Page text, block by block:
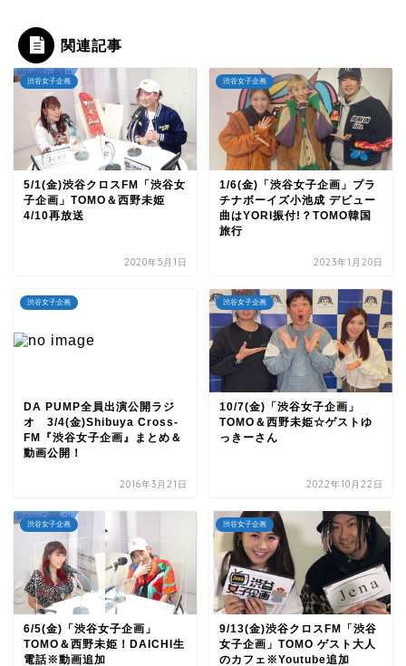
関連記事
渋谷女子企画
5/1(金)渋谷クロスFM「渋谷女
子企画」TOMO＆西野未姫
4/10再放送
2020年5月1日
渋谷女子企画
1/6(金)「渋谷女子企画」プラ
チナボーイズ小池成 デビュー
曲はYORI振付!？TOMO韓国
旅行
2023年1月20日
渋谷女子企画
DA PUMP全員出演公開ラジ
オ 3/4(金)Shibuya Cross-
FM『渋谷女子企画』まとめ＆
動画公開！
2016年3月21日
渋谷女子企画
10/7(金)「渋谷女子企画」
TOMO＆西野未姫☆ゲストゆ
っきーさん
2022年10月22日
渋谷女子企画
6/5(金)「渋谷女子企画」
TOMO＆西野未姫！DAICHI生
電話※動画追加
渋谷女子企画
9/13(金)渋谷クロスFM「渋谷
女子企画」TOMO ゲスト大人
のカフェ※Youtube追加